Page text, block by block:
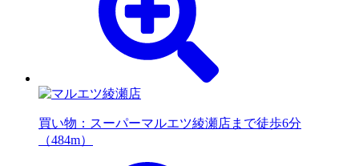
買い物：スーパーマルエツ綾瀬店まで徒歩6分
（484m）